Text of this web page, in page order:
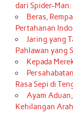
dari Spider-
Beras,
Pertahanan
Jaring yang
Pahlawan yang
Kepada
Rasa Sepi di
Ayam
Kehilangan Arah